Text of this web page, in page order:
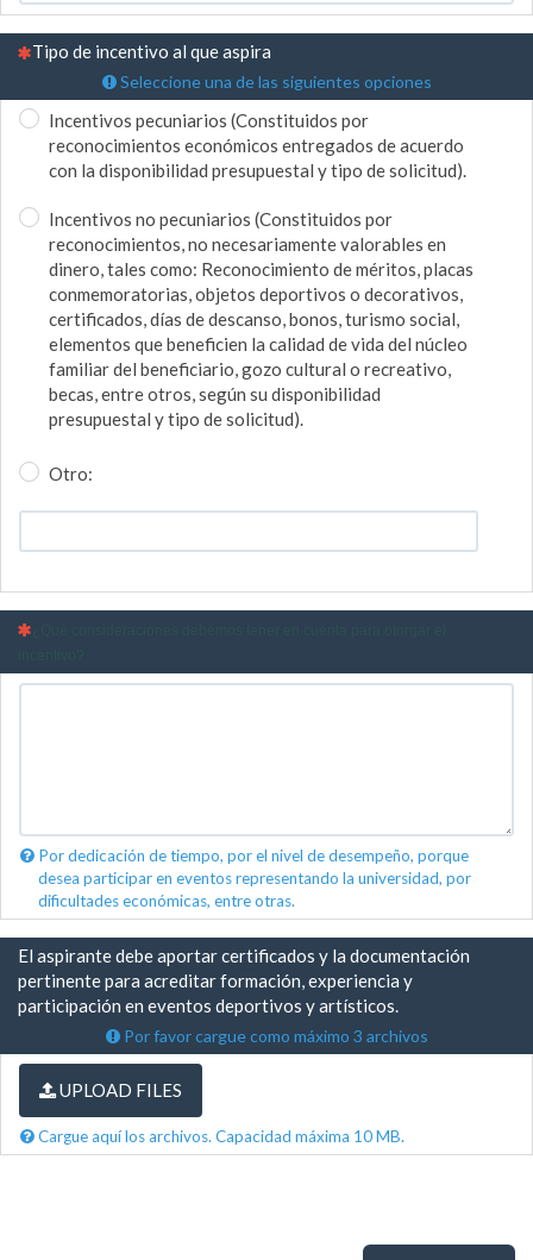
(Esta pregunta es obligatoria)
Tipo de incentivo al que aspira
Seleccione una de las siguientes opciones
Incentivos pecuniarios (Constituidos por
reconocimientos económicos entregados de acuerdo
con la disponibilidad presupuestal y tipo de solicitud).
Incentivos no pecuniarios (Constituidos por
reconocimientos, no necesariamente valorables en
dinero, tales como: Reconocimiento de méritos, placas
conmemoratorias, objetos deportivos o decorativos,
certificados, días de descanso, bonos, turismo social,
elementos que beneficien la calidad de vida del núcleo
familiar del beneficiario, gozo cultural o recreativo,
becas, entre otros, según su disponibilidad
presupuestal y tipo de solicitud).
Otro:
Por dedicación de tiempo, por el nivel de desempeño, porque
desea participar en eventos representando la universidad, por
dificultades económicas, entre otras.
El aspirante debe aportar certificados y la documentación
pertinente para acreditar formación, experiencia y
participación en eventos deportivos y artísticos.
Por favor cargue como máximo 3 archivos
UPLOAD FILES
Cargue aquí los archivos. Capacidad máxima 10 MB.